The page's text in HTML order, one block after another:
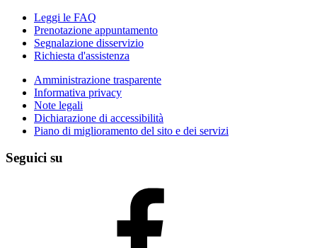
Leggi le FAQ
Prenotazione appuntamento
Segnalazione disservizio
Richiesta d'assistenza
Amministrazione trasparente
Informativa privacy
Note legali
Dichiarazione di accessibilità
Piano di miglioramento del sito e dei servizi
Seguici su